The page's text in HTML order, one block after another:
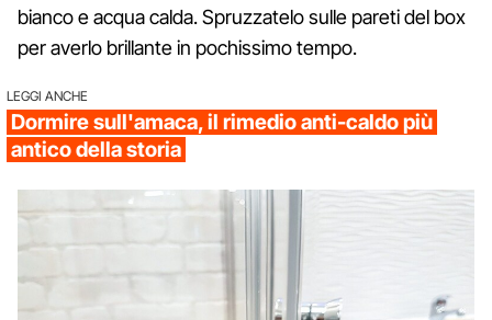
bianco e acqua calda. Spruzzatelo sulle pareti del box
per averlo brillante in pochissimo tempo.
LEGGI ANCHE
Dormire sull'amaca, il rimedio anti-caldo più
antico della storia